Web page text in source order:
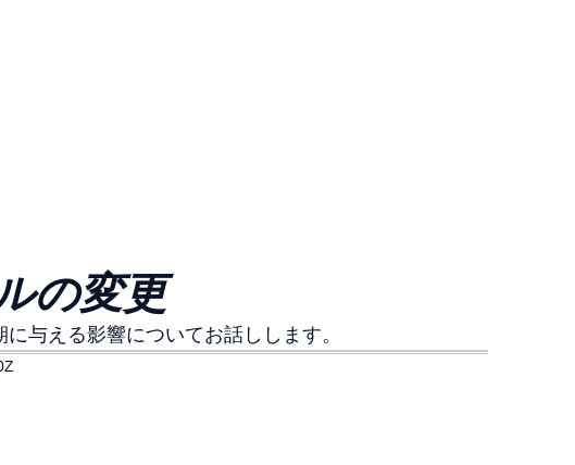
の変更
与える影響についてお話しします。